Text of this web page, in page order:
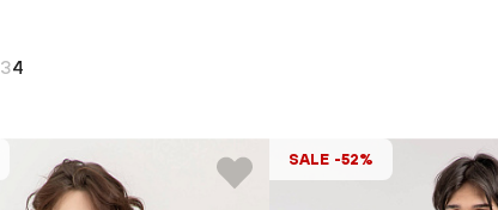
34
SALE -52%